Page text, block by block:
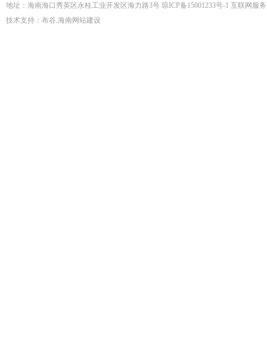
地址：海南海口秀英区永桂工业开发区海力路3号 琼ICP备15001233号-1 互联网服
技术支持： 布谷.海南网站建设